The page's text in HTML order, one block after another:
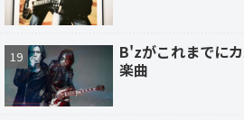
B'zがこれまでに
楽曲